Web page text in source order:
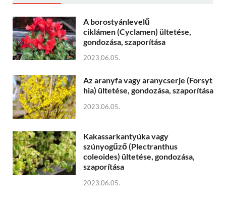
A borostyánlevelű
ciklámen (Cyclamen) ültetése,
gondozása, szaporítása
2023.06.05.
Az aranyfa vagy aranycserje (Forsyt
hia) ültetése, gondozása, szaporítása
2023.06.05.
Kakassarkantyúka vagy
szúnyogűző (Plectranthus
coleoides) ültetése, gondozása,
szaporítása
2023.06.05.